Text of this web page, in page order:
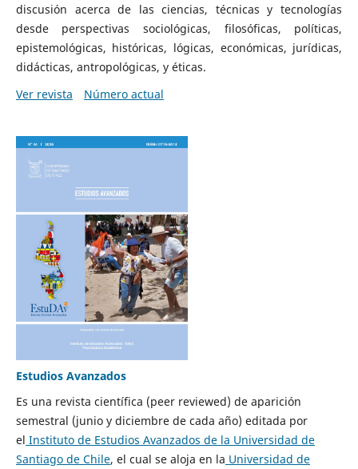
discusión acerca de las ciencias, técnicas y tecnologías
desde perspectivas sociológicas, filosóficas, políticas,
epistemológicas, históricas, lógicas, económicas, jurídicas,
didácticas, antropológicas, y éticas.
Ver revista
Número actual
Estudios Avanzados
Es una revista científica (peer reviewed) de aparición
semestral (junio y diciembre de cada año) editada por
el Instituto de Estudios Avanzados de la Universidad de
Santiago de Chile, el cual se aloja en la Universidad de